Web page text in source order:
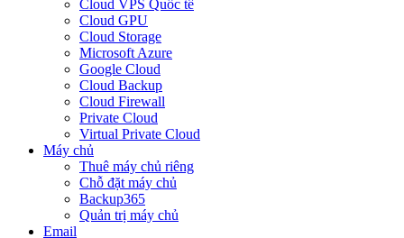
Cloud VPS Quốc tế
Cloud GPU
Cloud Storage
Microsoft Azure
Google Cloud
Cloud Backup
Cloud Firewall
Private Cloud
Virtual Private Cloud
Máy chủ
Thuê máy chủ riêng
Chỗ đặt máy chủ
Backup365
Quản trị máy chủ
Email